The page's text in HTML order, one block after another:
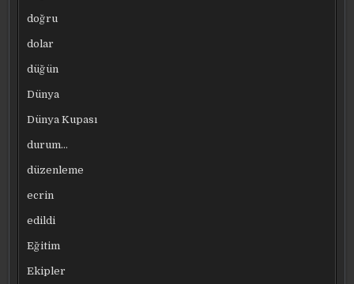
doğru
dolar
düğün
Dünya
Dünya Kupası
durum…
düzenleme
ecrin
edildi
Eğitim
Ekipler